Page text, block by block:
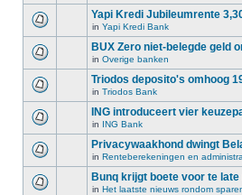
Yapi Kredi Jubileumrente
in Yapi Kredi Bank
BUX Zero niet-belegde geld
in Overige banken
Triodos deposito's omhoog
in Triodos Bank
ING introduceert vier
in ING Bank
Privacywaakhond dwingt
in Renteberekeningen en
Bunq krijgt boete voor te
in Het laatste nieuws rondom